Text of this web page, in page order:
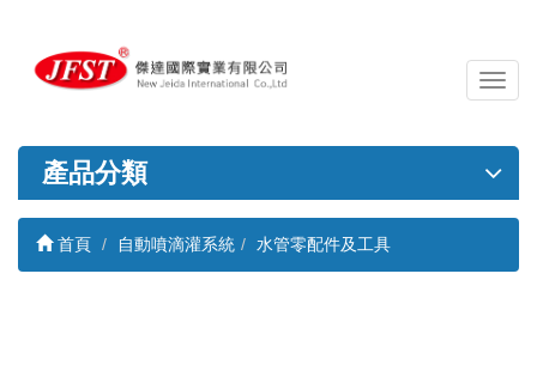
導
覽
關
產品分類
首頁 自動噴滴灌系統 水管零配件及工具